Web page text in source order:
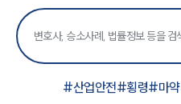
#산업안전#횡령#마약